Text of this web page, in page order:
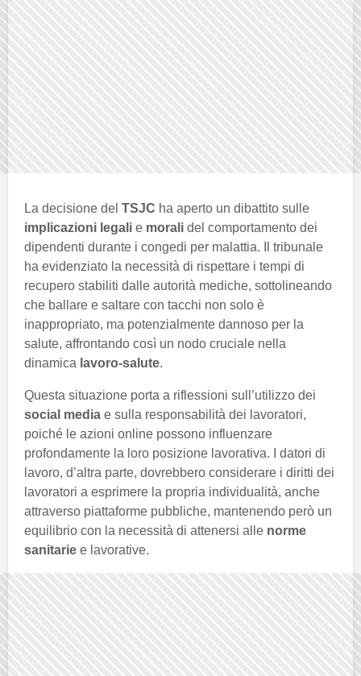
La decisione del TSJC ha aperto un dibattito sulle
implicazioni legali e morali del comportamento dei
dipendenti durante i congedi per malattia. Il tribunale
ha evidenziato la necessità di rispettare i tempi di
recupero stabiliti dalle autorità mediche, sottolineando
che ballare e saltare con tacchi non solo è
inappropriato, ma potenzialmente dannoso per la
salute, affrontando così un nodo cruciale nella
dinamica lavoro-salute.
Questa situazione porta a riflessioni sull’utilizzo dei
social media e sulla responsabilità dei lavoratori,
poiché le azioni online possono influenzare
profondamente la loro posizione lavorativa. I datori di
lavoro, d’altra parte, dovrebbero considerare i diritti dei
lavoratori a esprimere la propria individualità, anche
attraverso piattaforme pubbliche, mantenendo però un
equilibrio con la necessità di attenersi alle norme
sanitarie e lavorative.